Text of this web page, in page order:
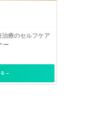
治療のセルフケア
ー
る →